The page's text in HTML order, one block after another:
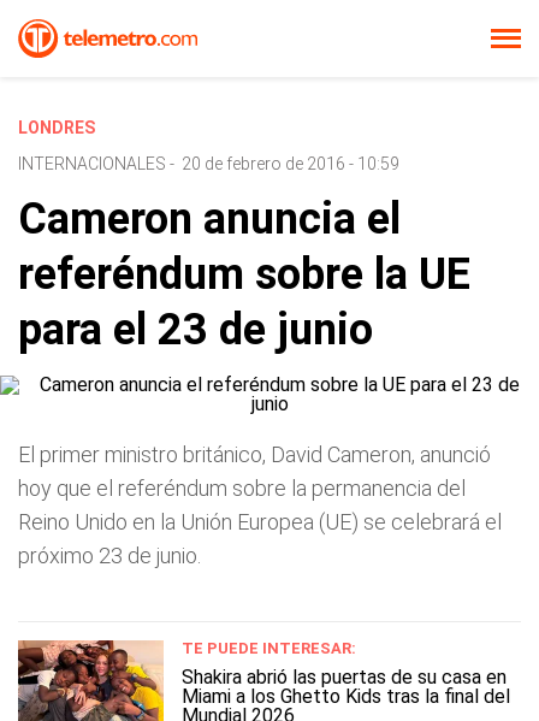
LONDRES
INTERNACIONALES - 20 de febrero de 2016 - 10:59
Cameron anuncia el
referéndum sobre la UE
para el 23 de junio
El primer ministro británico, David Cameron, anunció
hoy que el referéndum sobre la permanencia del
Reino Unido en la Unión Europea (UE) se celebrará el
próximo 23 de junio.
TE PUEDE INTERESAR:
Shakira abrió las puertas de su casa en
Miami a los Ghetto Kids tras la final del
Mundial 2026